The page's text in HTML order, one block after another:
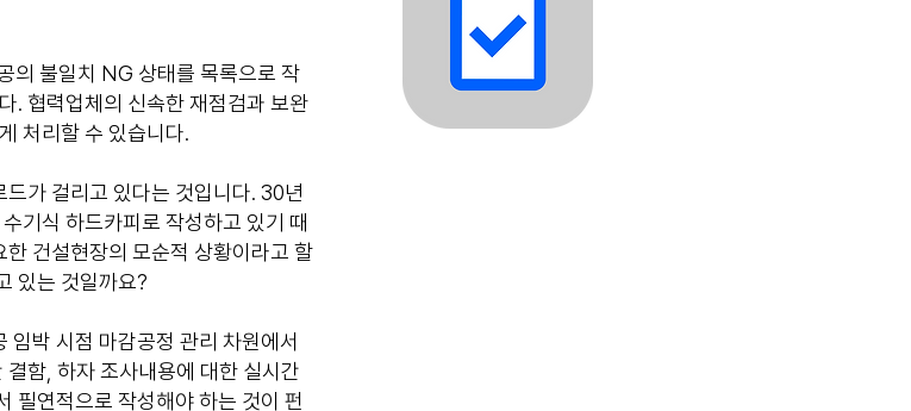
의 불일치 NG 상태를 목록으로 작
. 협력업체의 신속한 재점검과 보완
처리할 수 있습니다.
가 걸리고 있다는 것입니다. 30년
기식 하드카피로 작성하고 있기 때
건설현장의 모순적 상황이라고 할
있는 것일까요?
임박 시점 마감공정 관리 차원에서
함, 하자 조사내용에 대한 실시간
필연적으로 작성해야 하는 것이 펀